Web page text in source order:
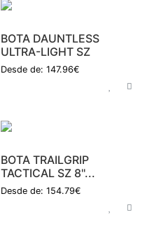
BOTA DAUNTLESS
ULTRA-LIGHT SZ
Desde de: 147.96€
BOTA TRAILGRIP
TACTICAL SZ 8''...
Desde de: 154.79€